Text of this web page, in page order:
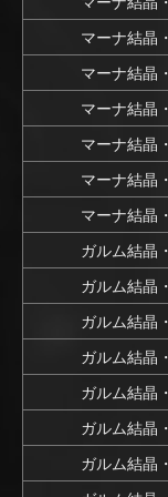
マーナ結晶
マーナ結晶
マーナ結晶
マーナ結晶
マーナ結晶
マーナ結晶
ガルム結晶
ガルム結晶
ガルム結晶
ガルム結晶
ガルム結晶
ガルム結晶
ガルム結晶